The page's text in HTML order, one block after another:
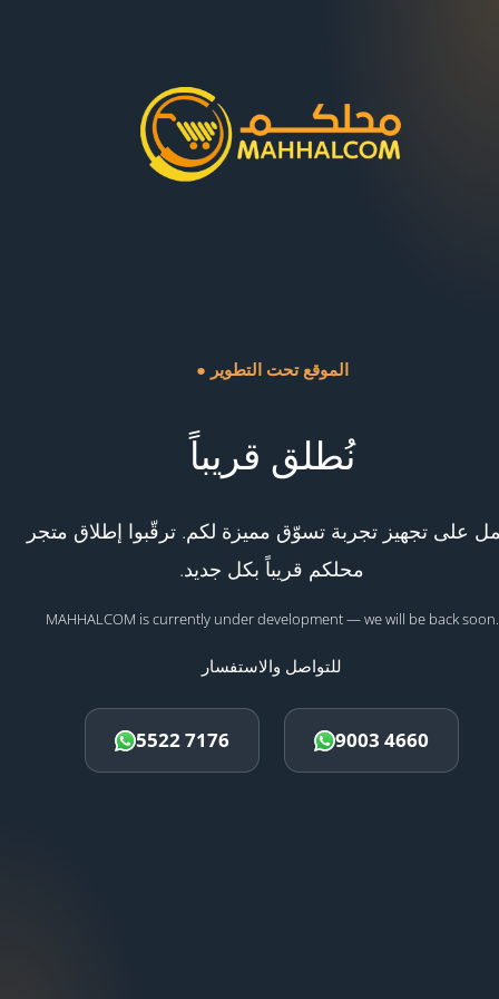
● الموقع تحت التطوير
نُطلق قريباً
على تجهيز تجربة تسوّق مميزة لكم. ترقّبوا إطلاق متجر
محلكم قريباً بكل جديد.
MAHHALCOM is currently under development — we will be back soon.
للتواصل والاستفسار
5522 7176 9003 4660